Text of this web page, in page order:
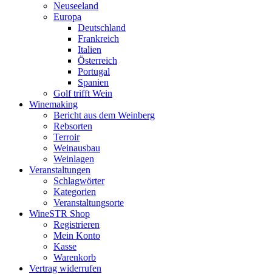
Neuseeland
Europa
Deutschland
Frankreich
Italien
Österreich
Portugal
Spanien
Golf trifft Wein
Winemaking
Bericht aus dem Weinberg
Rebsorten
Terroir
Weinausbau
Weinlagen
Veranstaltungen
Schlagwörter
Kategorien
Veranstaltungsorte
WineSTR Shop
Registrieren
Mein Konto
Kasse
Warenkorb
Vertrag widerrufen